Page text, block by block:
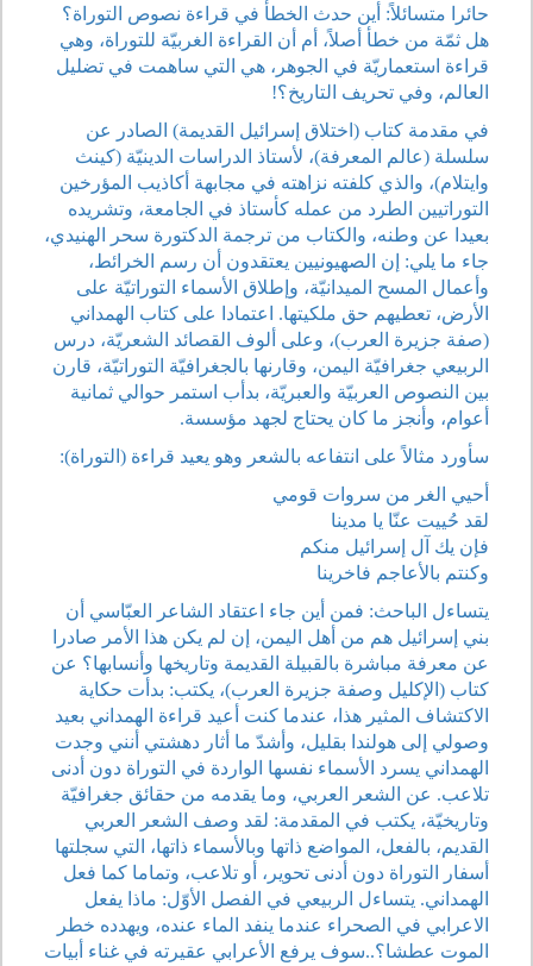
حائرا متسائلاً: أين حدث الخطأ في قراءة نصوص التوراة؟
هل ثمّة من خطأ أصلاً، أم أن القراءة الغربيّة للتوراة، وهي
قراءة استعماريّة في الجوهر، هي التي ساهمت في تضليل
العالم، وفي تحريف التاريخ؟!
في مقدمة كتاب (اختلاق إسرائيل القديمة) الصادر عن
سلسلة (عالم المعرفة)، لأستاذ الدراسات الدينيّة (كينث
وايتلام)، والذي كلفته نزاهته في مجابهة أكاذيب المؤرخين
التوراتيين الطرد من عمله كأستاذ في الجامعة، وتشريده
بعيدا عن وطنه، والكتاب من ترجمة الدكتورة سحر الهنيدي،
جاء ما يلي: إن الصهيونيين يعتقدون أن رسم الخرائط،
وأعمال المسح الميدانيّة، وإطلاق الأسماء التوراتيّة على
الأرض، تعطيهم حق ملكيتها. اعتمادا على كتاب الهمداني
(صفة جزيرة العرب)، وعلى ألوف القصائد الشعريّة، درس
الربيعي جغرافيّة اليمن، وقارنها بالجغرافيّة التوراتيّة، قارن
بين النصوص العربيّة والعبريّة، بدأب استمر حوالي ثمانية
أعوام، وأنجز ما كان يحتاج لجهد مؤسسة.
سأورد مثالاً على انتفاعه بالشعر وهو يعيد قراءة (التوراة):
أحيي الغر من سروات قومي
لقد حُييت عنّا يا مدينا
فإن يك آل إسرائيل منكم
وكنتم بالأعاجم فاخرينا
يتساءل الباحث: فمن أين جاء اعتقاد الشاعر العبّاسي أن
بني إسرائيل هم من أهل اليمن، إن لم يكن هذا الأمر صادرا
عن معرفة مباشرة بالقبيلة القديمة وتاريخها وأنسابها؟ عن
كتاب (الإكليل وصفة جزيرة العرب)، يكتب: بدأت حكاية
الاكتشاف المثير هذا، عندما كنت أعيد قراءة الهمداني بعيد
وصولي إلى هولندا بقليل، وأشدّ ما أثار دهشتي أنني وجدت
الهمداني يسرد الأسماء نفسها الواردة في التوراة دون أدنى
تلاعب. عن الشعر العربي، وما يقدمه من حقائق جغرافيّة
وتاريخيّة، يكتب في المقدمة: لقد وصف الشعر العربي
القديم، بالفعل، المواضع ذاتها وبالأسماء ذاتها، التي سجلتها
أسفار التوراة دون أدنى تحوير، أو تلاعب، وتماما كما فعل
الهمداني. يتساءل الربيعي في الفصل الأوّل: ماذا يفعل
الاعرابي في الصحراء عندما ينفد الماء عنده، ويهدده خطر
الموت عطشا؟..سوف يرفع الأعرابي عقيرته في غناء أبيات